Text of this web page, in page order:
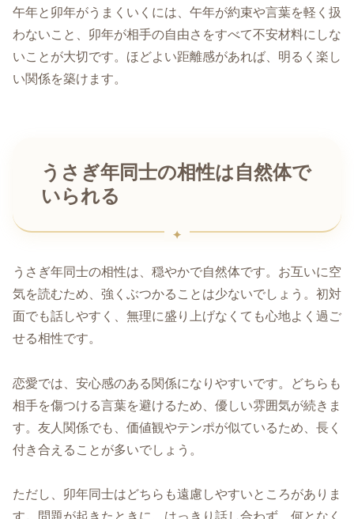
午年と卯年がうまくいくには、午年が約束や言葉を軽く扱
わないこと、卯年が相手の自由さをすべて不安材料にしな
いことが大切です。ほどよい距離感があれば、明るく楽し
い関係を築けます。
うさぎ年同士の相性は自然体で
いられる
うさぎ年同士の相性は、穏やかで自然体です。お互いに空
気を読むため、強くぶつかることは少ないでしょう。初対
面でも話しやすく、無理に盛り上げなくても心地よく過ご
せる相性です。
恋愛では、安心感のある関係になりやすいです。どちらも
相手を傷つける言葉を避けるため、優しい雰囲気が続きま
す。友人関係でも、価値観やテンポが似ているため、長く
付き合えることが多いでしょう。
ただし、卯年同士はどちらも遠慮しやすいところがありま